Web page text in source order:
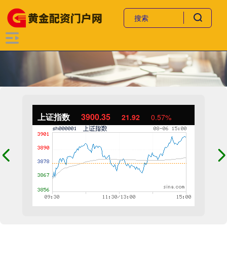
上证指数 3900.35 21.92 0.57%